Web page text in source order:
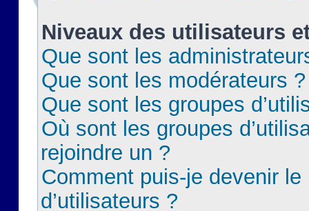
Niveaux des utilisateurs
Que sont les
Que sont les modérateurs ?
Que sont les groupes
Où sont les groupes
rejoindre un ?
Comment puis-je devenir le
d’utilisateurs ?